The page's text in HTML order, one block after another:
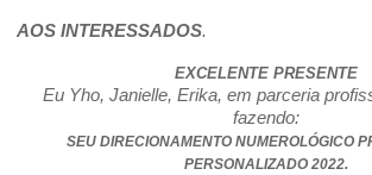
AOS INTERESSADOS.
EXCELENTE PRESENTE
Eu Yho, Janielle, Erika, em parceria
fazendo:
SEU DIRECIONAMENTO NUMEROLÓGICO
PERSONALIZADO 2022.